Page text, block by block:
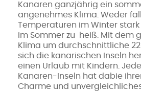
Kanaren ganzjährig ein
angenehmes Klima. Weder
Temperaturen im Winter
im Sommer zu heiß. Mit dem
Klima um durchschnittliche
sich die kanarischen Inseln
einen Urlaub mit Kindern.
Kanaren-Inseln hat dabie
Charme und